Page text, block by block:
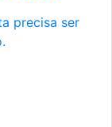
precisa ser